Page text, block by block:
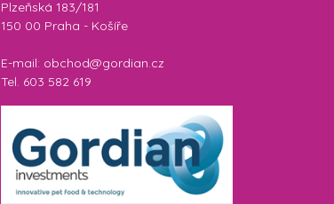
Plzeňská 183/181
150 00 Praha - Košíře
E-mail: obchod@gordian.cz
Tel. 603 582 619